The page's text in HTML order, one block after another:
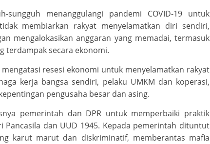
menanggulangi pandemi COVID-19 untuk
membiarkan rakyat menyelamatkan diri sendiri,
mengalokasikan anggaran yang memadai, termasuk
terdampak secara ekonomi.
resesi ekonomi untuk menyelamatkan rakyat
kerja bangsa sendiri, pelaku UMKM dan koperasi,
pengusaha besar dan asing.
pemerintah dan DPR untuk memperbaiki praktik
dan UUD 1945. Kepada pemerintah dituntut
karut marut dan diskriminatif, memberantas mafia